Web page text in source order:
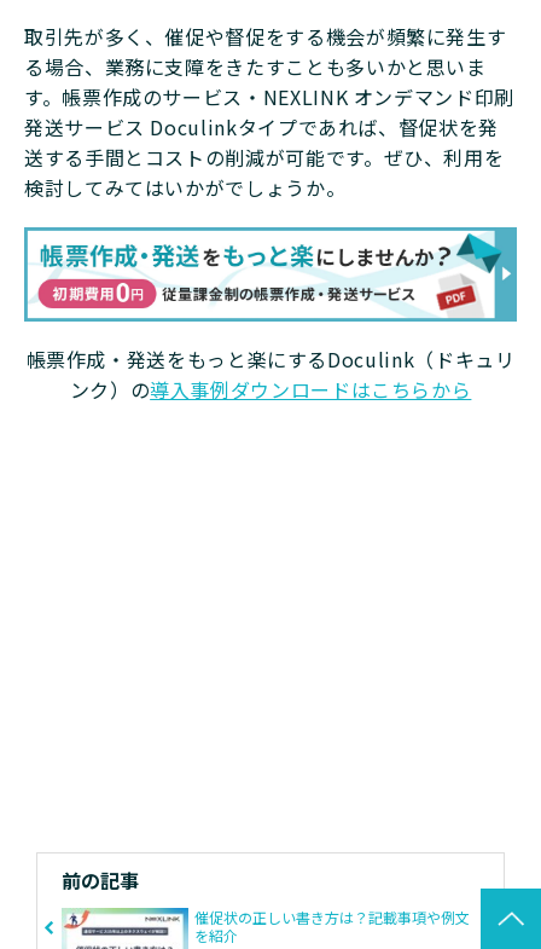
取引先が多く、催促や督促をする機会が頻繁に発生す
る場合、業務に支障をきたすことも多いかと思いま
す。帳票作成のサービス・NEXLINK オンデマンド印刷
発送サービス Doculinkタイプであれば、督促状を発
送する手間とコストの削減が可能です。ぜひ、利用を
検討してみてはいかがでしょうか。
帳票作成・発送をもっと楽にするDoculink（ドキュリ
ンク）の導入事例ダウンロードはこちらから
前の記事
催促状の正しい書き方は？記載事項や例文
を紹介